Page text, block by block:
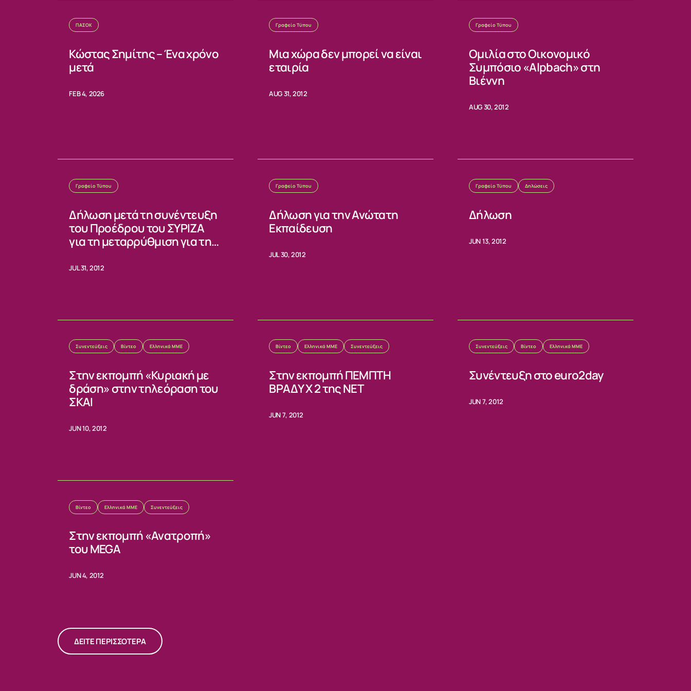
ΣΧΕΤΙΚΑ
ΝΕΑ
ΕΠΙΚΟΙΝΩΝΙΑ
ΠΑΣΟΚ
Κώστας Σημίτης – Ένα χρόνο
μετά
FEB 4, 2026
Γραφείο Τύπου
Μια χώρα δεν μπορεί να είναι
εταιρία
AUG 31, 2012
Γραφείο Τύπου
Ομιλία στο Οικονομικό
Συμπόσιο «Alpbach» στη
Βιέννη
AUG 30, 2012
Γραφείο Τύπου
Δήλωση μετά τη συνέντευξη
του Προέδρου του ΣΥΡΙΖΑ
για τη μεταρρύθμιση για την
JUL 31, 2012
Γραφείο Τύπου
Δήλωση για την Ανώτατη
Εκπαίδευση
JUL 30, 2012
Γραφείο Τύπου Δηλώσεις
Δήλωση
JUN 13, 2012
Συνεντεύξεις Βίντεο Ελληνικά ΜΜΕ
Στην εκπομπή «Κυριακή με
δράση» στην τηλεόραση του
ΣΚΑΙ
JUN 10, 2012
Βίντεο Ελληνικά ΜΜΕ Συνεντεύξεις
Στην εκπομπή ΠΕΜΠΤΗ
ΒΡΑΔΥ Χ 2 της NET
JUN 7, 2012
Συνεντεύξεις Βίντεο Ελληνικά ΜΜΕ
Συνέντευξη στο euro2day
JUN 7, 2012
Βίντεο Ελληνικά ΜΜΕ Συνεντεύξεις
Στην εκπομπή «Ανατροπή»
του MEGA
JUN 4, 2012
ΔΕΙΤΕ ΠΕΡΙΣΣΟΤΕΡΑ